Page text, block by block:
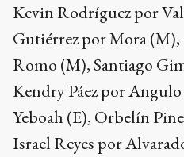
Kevin Rodríguez por
Gutiérrez por Mora (M),
Romo (M), Santiago
Kendry Páez por
Yeboah (E), Orbelín
Israel Reyes por